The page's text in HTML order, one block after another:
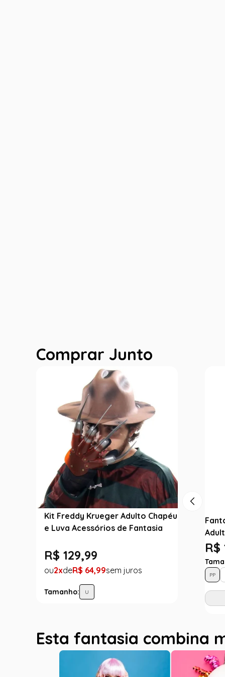
Comprar Junto
Kit Freddy Krueger Adulto Chapéu
e Luva Acessórios de Fantasia
R$ 129,99
2 R$ 64,99
Tamanho: U
R$
PP
Esta fantasia combina